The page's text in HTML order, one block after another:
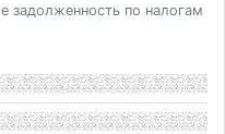
задолженность по налогам